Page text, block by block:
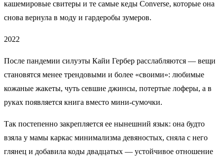
кашемировые свитеры и те самые кеды Converse, которые она
снова вернула в моду и гардеробы зумеров.
2022
После пандемии силуэты Кайи Гербер расслабляются — вещи
становятся менее трендовыми и более «своими»: любимые
кожаные жакеты, чуть севшие джинсы, потертые лоферы, а в
руках появляется книга вместо мини-сумочки.
Так постепенно закрепляется ее нынешний язык: она будто
взяла у мамы каркас минимализма девяностых, сняла с него
глянец и добавила коды двадцатых — устойчивое отношение